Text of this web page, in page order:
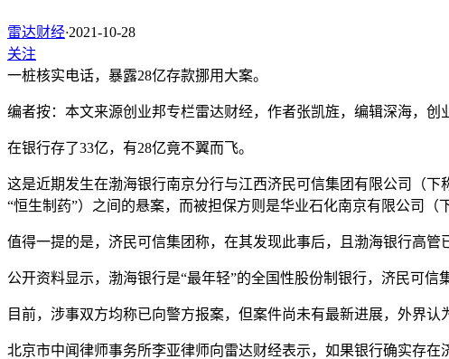
雷达财经·2021-10-28
关注
一桩核实电话，暴露28亿存款挪用大案。
编者按：本文来源创业邦专栏雷达财经，作者张凯旌，编辑深海，创
在银行存了33亿，有28亿竟不翼而飞。
这是近期发生在渤海银行南京分行与江西济民可信集团有限公司（
“恒生制药”）之间的悬案，而被担保方则是华业石化南京有限公司（
值得一提的是，济民可信集团称，在其发现此事后，且渤海银行高
公开资料显示，渤海银行是“最年轻”的全国性股份制银行，济民可
目前，涉事双方均称已向警方报案，但案件尚未有最新进展，外界认
北京市中闻律师事务所李亚律师向雷达财经表示，如果银行确实存